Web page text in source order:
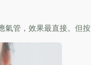
氣管，效果最直接。但按